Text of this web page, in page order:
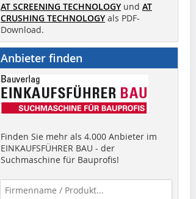
AT SCREENING TECHNOLOGY und AT
CRUSHING TECHNOLOGY als PDF-
Download.
Anbieter finden
Finden Sie mehr als 4.000 Anbieter im
EINKAUFSFÜHRER BAU - der
Suchmaschine für Bauprofis!